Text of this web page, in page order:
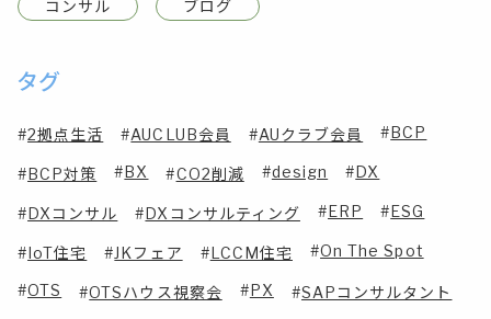
コンサル ブログ
タグ
2拠点生活 AUCLUB会員 AUクラブ会員 BCP
BCP対策 BX CO2削減 design DX
DXコンサル DXコンサルティング ERP ESG
IoT住宅 JKフェア LCCM住宅 On The Spot
OTS OTSハウス視察会 PX
SAPコンサルタント